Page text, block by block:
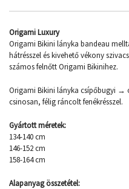
Origami Luxury
Origami Bikini lányka bandeau
hátrésszel és kivehető vékony
számos felnőtt Origami Bikinihez.
Origami Bikini lányka csípőbugyi →
csinosan, félig ráncolt fenékrésszel.
Gyártott méretek:
134-140 cm
146-152 cm
158-164 cm
Alapanyag összetétel: